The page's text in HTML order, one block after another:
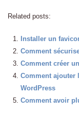
Related posts:
Installer un
Comment
Comment créer
Comment ajouter
WordPress
Comment avoir